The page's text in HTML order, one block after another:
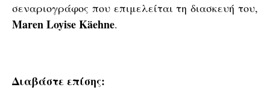
σεναριογράφος που επιμελείται τη διασκευή του,
Maren Loyise Käehne.
Διαβάστε επίσης: